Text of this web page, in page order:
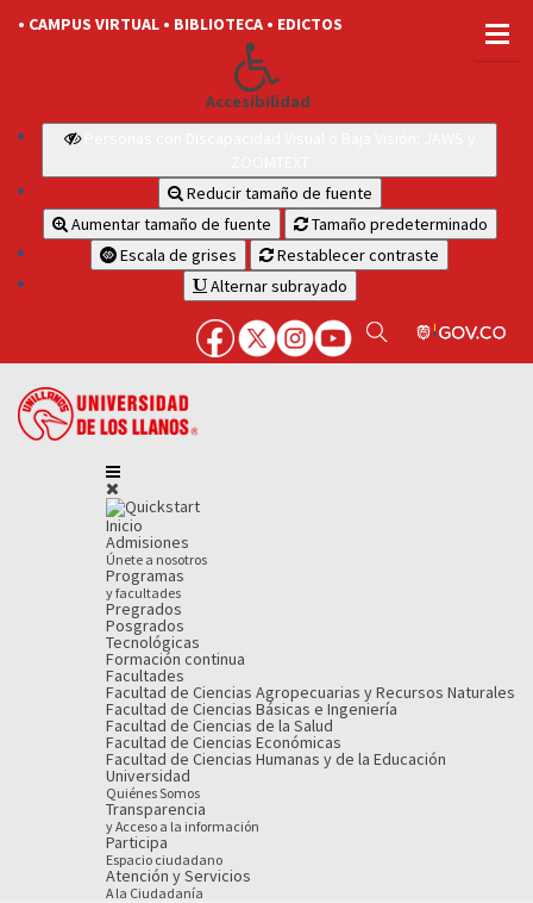
• CAMPUS VIRTUAL • BIBLIOTECA • EDICTOS
Accesibilidad
Reducir tamaño de fuente
Aumentar tamaño de fuente
Tamaño predeterminado
Escala de grises
Restablecer contraste
Alternar subrayado
Inicio
Admisiones
Únete a nosotros
Programas
y facultades
Pregrados
Posgrados
Tecnológicas
Formación continua
Facultades
Facultad de Ciencias Agropecuarias y Recursos Naturales
Facultad de Ciencias Básicas e Ingeniería
Facultad de Ciencias de la Salud
Facultad de Ciencias Económicas
Facultad de Ciencias Humanas y de la Educación
Universidad
Quiénes Somos
Transparencia
y Acceso a la información
Participa
Espacio ciudadano
Atención y Servicios
A la Ciudadanía